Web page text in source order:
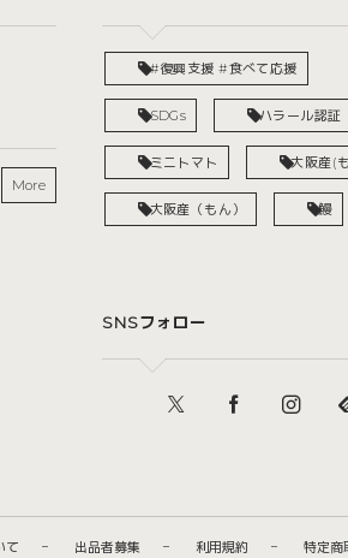
More
#復興支援 #食べて応援
SDGs ハラール認証
ミニトマト 大阪産(
大阪産（もん） 鰻
SNSフォロー
て 出品者募集 利用規約 特定商